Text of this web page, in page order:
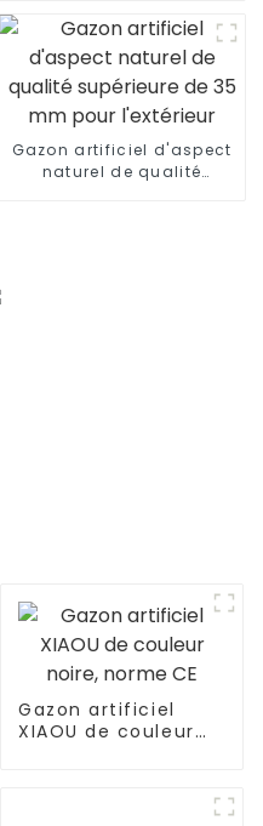
Gazon artificiel d'aspect
naturel de qualité
Gazon artificiel
XIAOU de couleur